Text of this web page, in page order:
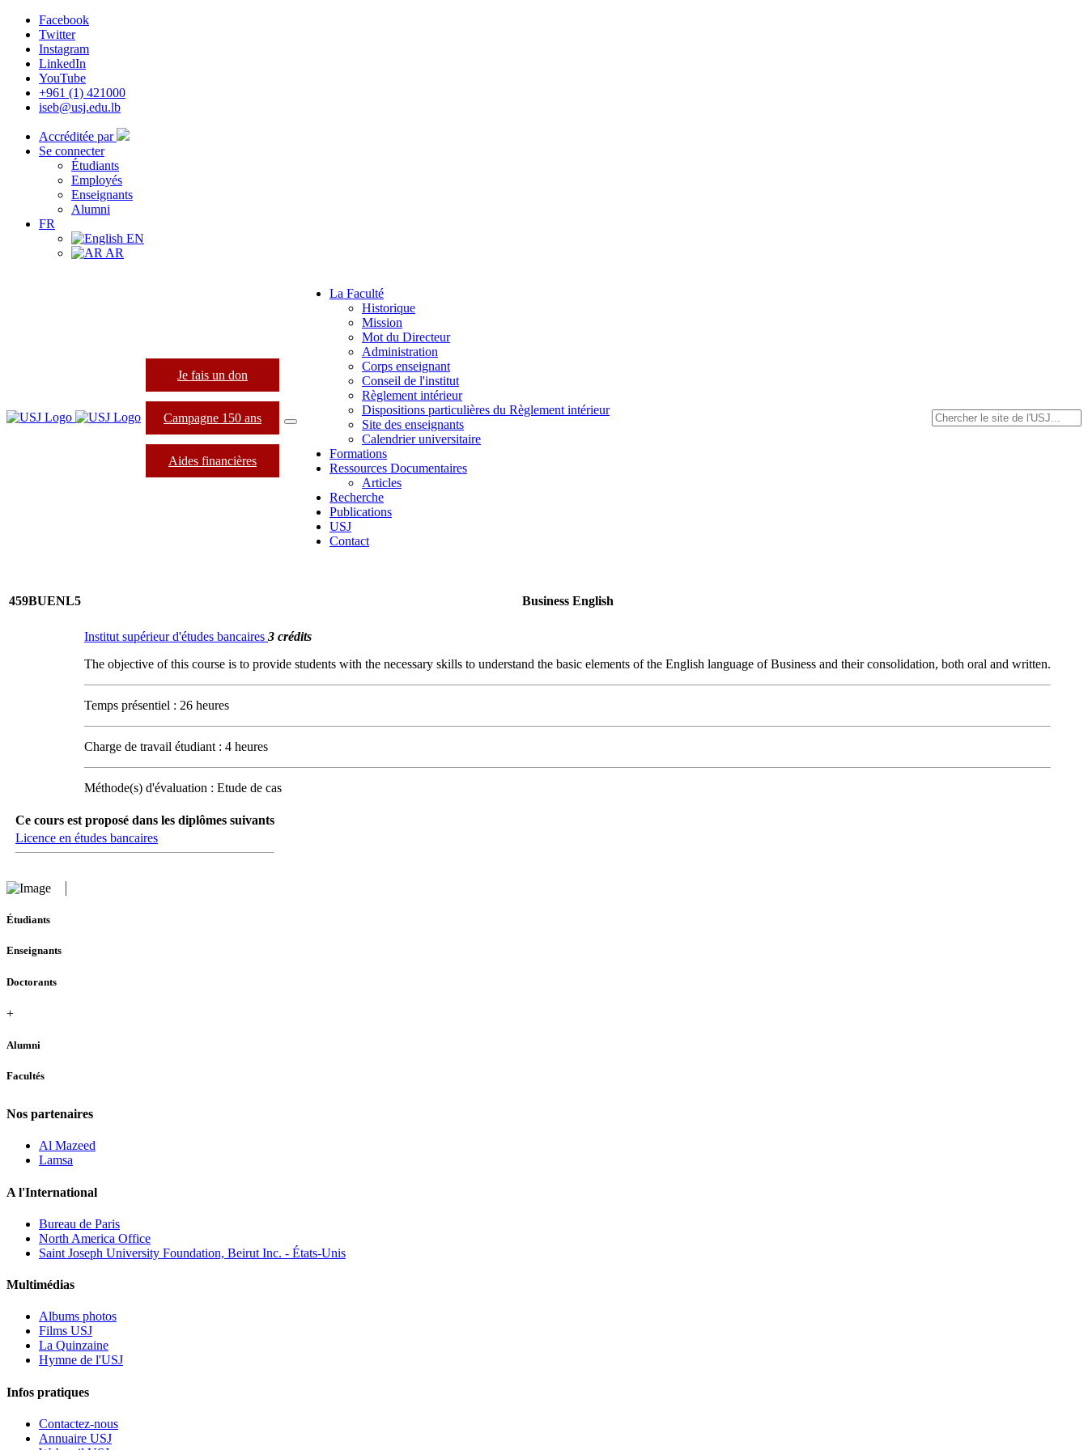
Facebook
Twitter
Instagram
LinkedIn
YouTube
+961 (1) 421000
iseb@usj.edu.lb
Accréditée par
Se connecter
Étudiants
Employés
Enseignants
Alumni
FR
EN
AR
Je fais un don
Campagne 150 ans
Aides financières
La Faculté
Historique
Mission
Mot du Directeur
Administration
Corps enseignant
Conseil de l'institut
Règlement intérieur
Dispositions particulières du Règlement intérieur
Site des enseignants
Calendrier universitaire
Formations
Ressources Documentaires
Articles
Recherche
Publications
USJ
Contact
459BUENL5 Business English
Institut supérieur d'études bancaires 3 crédits
The objective of this course is to provide students with the necessary skills to understand the basic elements of the English language of Business and their consolidation, both oral and written.
Temps présentiel : 26 heures
Charge de travail étudiant : 4 heures
Méthode(s) d'évaluation : Etude de cas
Ce cours est proposé dans les diplômes suivants
Licence en études bancaires
Étudiants
Enseignants
Doctorants
+
Alumni
Facultés
Nos partenaires
Al Mazeed
Lamsa
A l'International
Bureau de Paris
North America Office
Saint Joseph University Foundation, Beirut Inc. - États-Unis
Multimédias
Albums photos
Films USJ
La Quinzaine
Hymne de l'USJ
Infos pratiques
Contactez-nous
Annuaire USJ